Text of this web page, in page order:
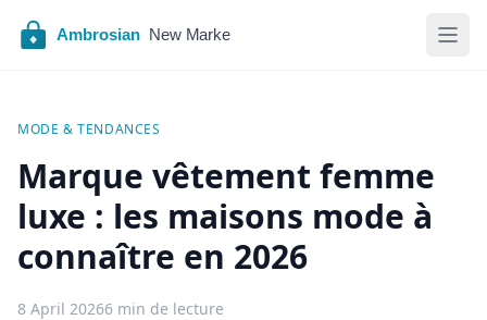
MODE & TENDANCES
Marque vêtement femme
luxe : les maisons mode à
connaître en 2026
8 April 20266 min de lecture